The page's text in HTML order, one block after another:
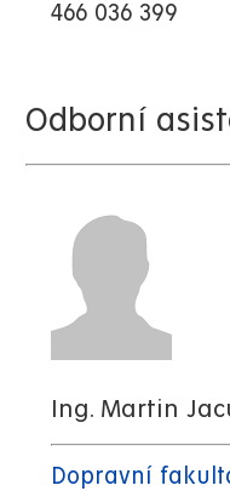
466 036 399
Odborní
Ing. Martin
Dopravní